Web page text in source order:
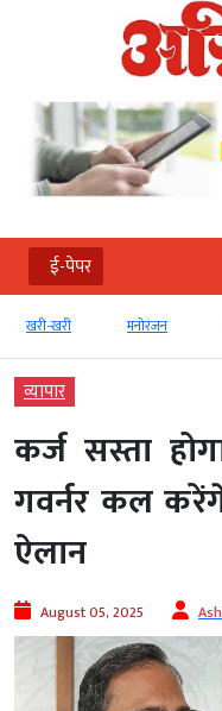
ई-पेपर
खरी-खरी मनोरंजन
व्‍यापार
कर्ज सस्ता
गवर्नर कल
ऐलान
August 05, 2025